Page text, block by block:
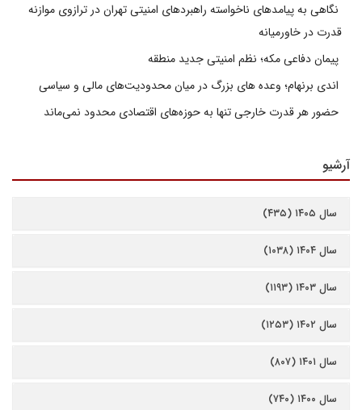
نگاهی به پیامدهای ناخواسته راهبردهای امنیتی تهران در ترازوی موازنه
قدرت در خاورمیانه
پیمان دفاعی مکه؛ نظم امنیتی جدید منطقه
اندی برنهام؛ وعده های بزرگ در میان محدودیت‌های مالی و سیاسی
حضور هر قدرت خارجی تنها به حوزه‌های اقتصادی محدود نمی‌ماند
آرشیو
سال ۱۴۰۵ (۴۳۵)
سال ۱۴۰۴ (۱۰۳۸)
سال ۱۴۰۳ (۱۱۹۳)
سال ۱۴۰۲ (۱۲۵۳)
سال ۱۴۰۱ (۸۰۷)
سال ۱۴۰۰ (۷۴۰)